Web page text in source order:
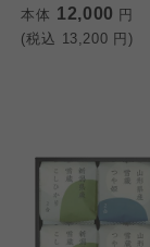
本体 12,000 円
(税込 13,200 円)